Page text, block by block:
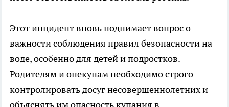
Этот инцидент вновь поднимает вопрос о
важности соблюдения правил безопасности на
воде, особенно для детей и подростков.
Родителям и опекунам необходимо строго
контролировать досуг несовершеннолетних и